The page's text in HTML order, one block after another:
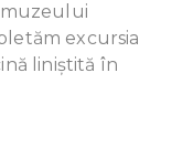
muzeului
excursia
liniștită în